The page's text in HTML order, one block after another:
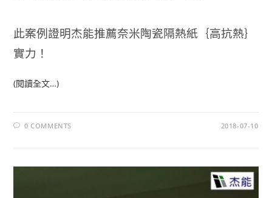
此案例證明杰能推薦奈米陶瓷隔熱紙｛高抗熱｝
實力！
(閱讀全文…)
0 COMMENTS 2018-07-10